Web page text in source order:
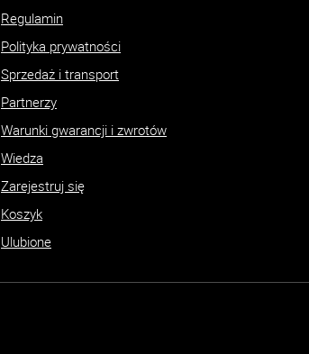
Regulamin
Polityka prywatności
Sprzedaż i transport
Partnerzy
Warunki gwarancji i zwrotów
Wiedza
Zarejestruj się
Koszyk
Ulubione